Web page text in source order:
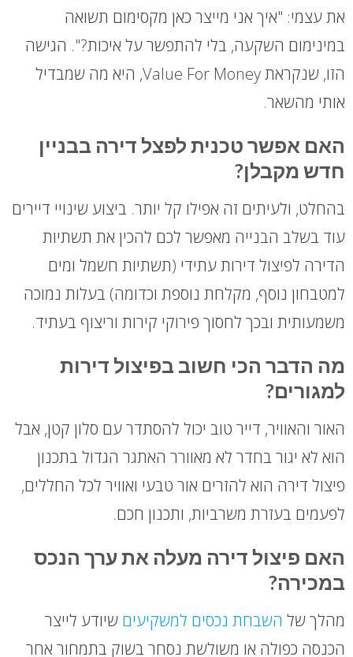
את עצמי: "איך אני מייצר כאן מקסימום תשואה
במינימום השקעה, בלי להתפשר על איכות?". הגישה
הזו, שנקראת Value For Money, היא מה שמבדיל
אותי מהשאר.
האם אפשר טכנית לפצל דירה בבניין
חדש מקבלן?
בהחלט, ולעיתים זה אפילו קל יותר. ביצוע שינויי דיירים
עוד בשלב הבנייה מאפשר לכם להכין את תשתיות
הדירה לפיצול דירות עתידי (תשתיות חשמל ומים
למטבחון נוסף, מקלחת נוספת וכדומה) בעלות נמוכה
משמעותית ובכך לחסוך פירוקי קירות וריצוף בעתיד.
מה הדבר הכי חשוב בפיצול דירות
למגורים?
האור והאוויר, דייר טוב יכול להסתדר עם סלון קטן, אבל
הוא לא יגור בחדר לא מאוורר האתגר הגדול בתכנון
פיצול דירה הוא להזרים אור טבעי ואוויר לכל החללים,
לפעמים בעזרת משרביות, ותכנון חכם.
האם פיצול דירה מעלה את ערך הנכס
במכירה?
מהלך של השבחת נכסים למשקיעים שיודע לייצר
הכנסה כפולה או משולשת נסחר בשוק בתמחור אחר